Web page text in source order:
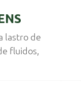
lastro de
fluidos,